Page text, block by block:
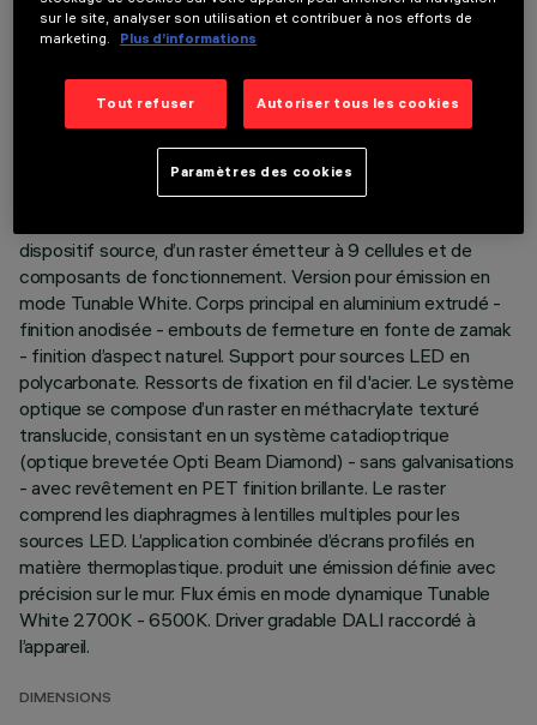
DONNÉES TECHNIQUES
dispositif source, d’un raster émetteur à 9 cellules et de
composants de fonctionnement. Version pour émission en
mode Tunable White. Corps principal en aluminium extrudé -
finition anodisée - embouts de fermeture en fonte de zamak
- finition d’aspect naturel. Support pour sources LED en
polycarbonate. Ressorts de fixation en fil d'acier. Le système
optique se compose d’un raster en méthacrylate texturé
translucide, consistant en un système catadioptrique
(optique brevetée Opti Beam Diamond) - sans galvanisations
- avec revêtement en PET finition brillante. Le raster
comprend les diaphragmes à lentilles multiples pour les
sources LED. L’application combinée d’écrans profilés en
matière thermoplastique. produit une émission définie avec
précision sur le mur. Flux émis en mode dynamique Tunable
White 2700K - 6500K. Driver gradable DALI raccordé à
l’appareil.
DIMENSIONS
sur le site, analyser son utilisation et contribuer à nos efforts de
marketing.
Plus d’informations
Tout refuser Autoriser tous les cookies
Paramètres des cookies